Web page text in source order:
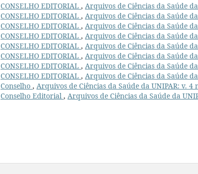
CONSELHO EDITORIAL , Arquivos de Ciências da Saúde
CONSELHO EDITORIAL , Arquivos de Ciências da Saúde
CONSELHO EDITORIAL , Arquivos de Ciências da Saúde
CONSELHO EDITORIAL , Arquivos de Ciências da Saúde
CONSELHO EDITORIAL , Arquivos de Ciências da Saúde
CONSELHO EDITORIAL , Arquivos de Ciências da Saúde
CONSELHO EDITORIAL , Arquivos de Ciências da Saúde
CONSELHO EDITORIAL , Arquivos de Ciências da Saúde
Conselho , Arquivos de Ciências da Saúde da UNIPAR: v. 4
Conselho Editorial , Arquivos de Ciências da Saúde da